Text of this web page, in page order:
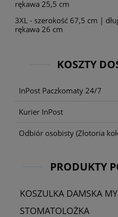
rękawa 25,5 cm
3XL - szerokość 67,5 cm |
rękawa 26 cm
KOSZTY
InPost Paczkomaty 24/7
Kurier InPost
Odbiór osobisty (Złotoria
PRODUKTY
KOSZULKA DAMSKA
STOMATOLOŻKA